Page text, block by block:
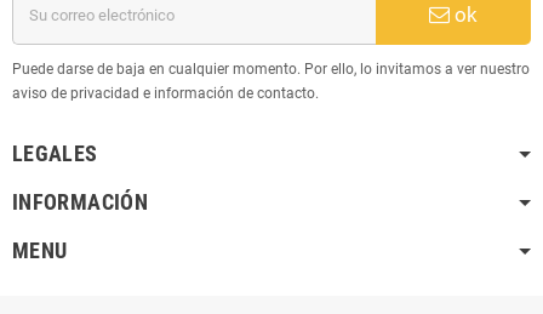
ok
Puede darse de baja en cualquier momento. Por ello, lo invitamos a ver nuestro
aviso de privacidad e información de contacto.
LEGALES
INFORMACIÓN
MENU